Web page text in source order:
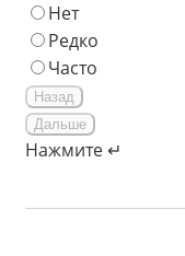
Нет
Редко
Часто
Назад
Дальше
Нажмите ↵